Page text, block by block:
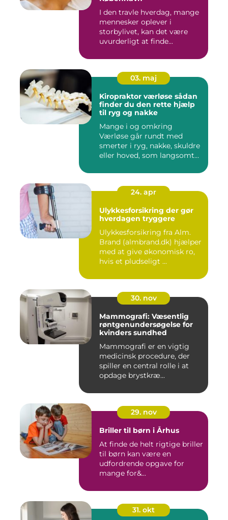
I den travle hverdag, mange
mennesker oplever i
storbylivet, kan det være
uvurderligt at finde...
03. maj
Kiropraktor værløse sådan
finder du den rette hjælp
til ryg og nakke
Mange i og omkring
Værløse går rundt med
smerter i ryg, nakke, skuldre
eller hoved, som langsomt
24. apr
Ulykkesforsikring der gør
hverdagen tryggere
Ulykkesforsikring fra Alm.
Brand (almbrand.dk) hjælper
med at give økonomisk ro,
hvis et pludseligt ...
30. nov
Mammografi: Væsentlig
røntgenundersøgelse for
kvinders sundhed
Mammografi er en vigtig
medicinsk procedure, der
spiller en central rolle i at
opdage brystkræ...
29. nov
Briller til børn i Århus
At finde de helt rigtige briller
til børn kan være en
udfordrende opgave for
mange for&...
31. okt